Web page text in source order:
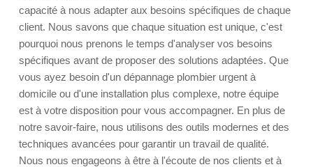
capacité à nous adapter aux besoins spécifiques de chaque
client. Nous savons que chaque situation est unique, c'est
pourquoi nous prenons le temps d'analyser vos besoins
spécifiques avant de proposer des solutions adaptées. Que
vous ayez besoin d'un dépannage plombier urgent à
domicile ou d'une installation plus complexe, notre équipe
est à votre disposition pour vous accompagner. En plus de
notre savoir-faire, nous utilisons des outils modernes et des
techniques avancées pour garantir un travail de qualité.
Nous nous engageons à être à l'écoute de nos clients et à